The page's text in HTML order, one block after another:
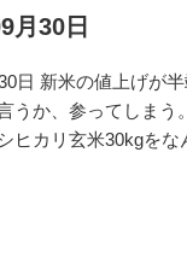
月30日
日 新米の値上げが
うか、参ってしまう
ヒカリ玄米30kgをな